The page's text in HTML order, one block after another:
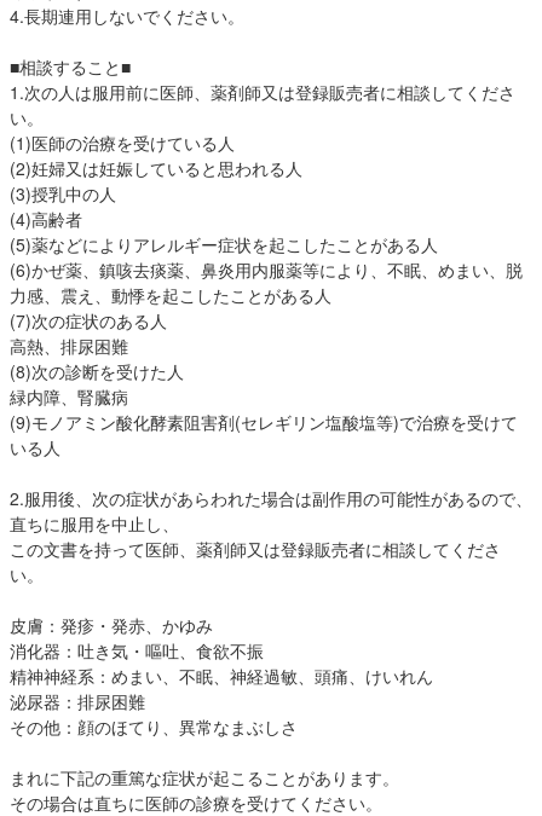
4.長期連用しないでください。
■相談すること■
1.次の人は服用前に医師、薬剤師又は登録販売者に相談してくださ
い。
(1)医師の治療を受けている人
(2)妊婦又は妊娠していると思われる人
(3)授乳中の人
(4)高齢者
(5)薬などによりアレルギー症状を起こしたことがある人
(6)かぜ薬、鎮咳去痰薬、鼻炎用内服薬等により、不眠、めまい、脱
力感、震え、動悸を起こしたことがある人
(7)次の症状のある人
高熱、排尿困難
(8)次の診断を受けた人
緑内障、腎臓病
(9)モノアミン酸化酵素阻害剤(セレギリン塩酸塩等)で治療を受けて
いる人
2.服用後、次の症状があらわれた場合は副作用の可能性があるので、
直ちに服用を中止し、
この文書を持って医師、薬剤師又は登録販売者に相談してくださ
い。
皮膚：発疹・発赤、かゆみ
消化器：吐き気・嘔吐、食欲不振
精神神経系：めまい、不眠、神経過敏、頭痛、けいれん
泌尿器：排尿困難
その他：顔のほてり、異常なまぶしさ
まれに下記の重篤な症状が起こることがあります。
その場合は直ちに医師の診療を受けてください。